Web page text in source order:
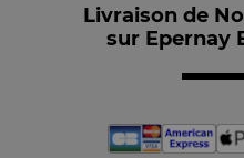
Livraison de
sur Epernay